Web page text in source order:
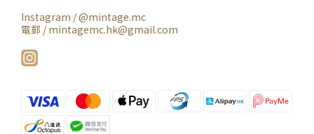
Instagram /@mintage.mc
電郵 / mintagemc.hk@gmail.com